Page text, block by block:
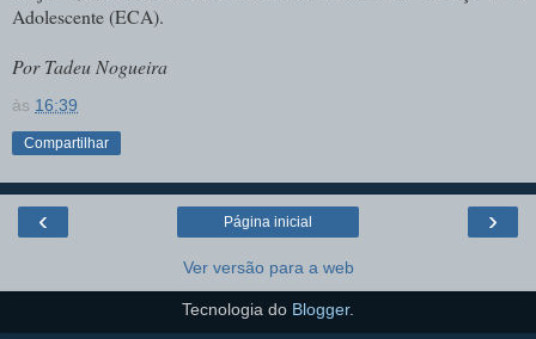
Adolescente (ECA).
Por Tadeu Nogueira
às 16:39
Compartilhar
‹ ›
Página inicial
Ver versão para a web
Tecnologia do Blogger.